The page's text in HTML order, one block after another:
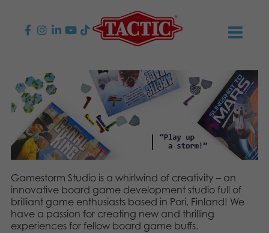
Lasten pelit
Perhepelit
Aikuisten pelit
Ulkopelit
Palapelit
AJANKOHTAISTA
TACTIC
Tapa toimia
Vastuullisuus
Tarina
YHTEYSTIEDOT
Ota yhteyttä
Reklamaatiot
Sivustot
PLAY CLUB
OSTOSKORI
0
Gamestorm Studio is a whirlwind of creativity – an
innovative board game development studio full of
brilliant game enthusiasts based in Pori, Finland! We
have a passion for creating new and thrilling
experiences for fellow board game buffs.